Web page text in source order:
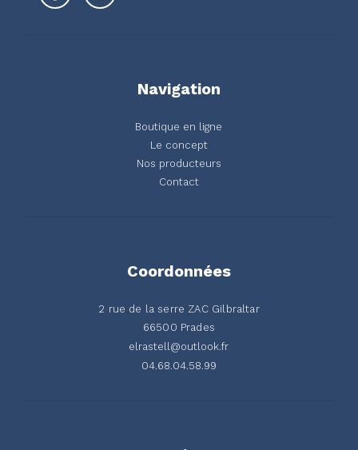
Navigation
Boutique en ligne
Le concept
Nos producteurs
Contact
Coordonnées
2 rue de la serre ZAC Gilbraltar
66500 Prades
elrastell@outlook.fr
04.68.04.58.99